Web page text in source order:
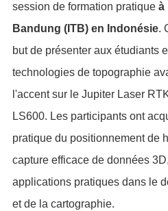
session de formation pratiqueà
Bandung (ITB) en Indonésie.
but de présenter aux étudiants
technologies de topographie
l'accent sur le Jupiter Laser
LS600. Les participants ont
pratique du positionnement de
capture efficace de données
applications pratiques dans le
et de la cartographie.